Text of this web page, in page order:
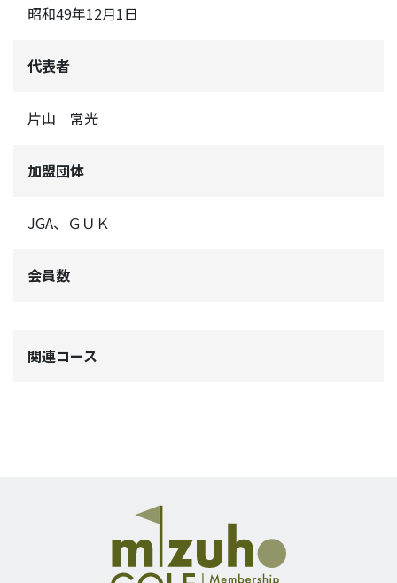
昭和49年12月1日
代表者
片山 常光
加盟団体
JGA、ＧＵＫ
会員数
関連コース